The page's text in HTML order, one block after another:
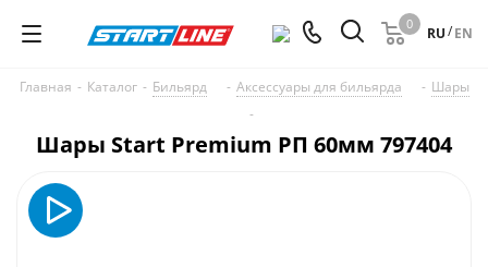
0
RU/EN
Главная - Каталог - Бильярд - Аксессуары для бильярда - Шары
-
Шары Start Premium РП 60мм 797404